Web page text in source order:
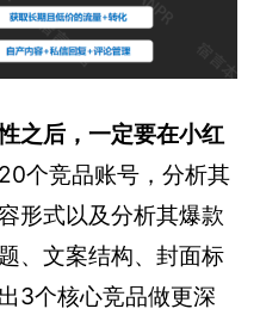
之后，一定要在小红
个竞品账号，分析其
形式以及分析其爆款
、文案结构、封面标
3个核心竞品做更深